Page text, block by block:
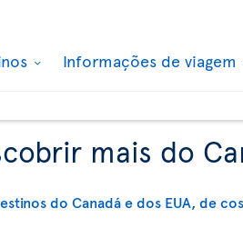
Informações de viagem
mais do
do Canadá e dos EUA, de